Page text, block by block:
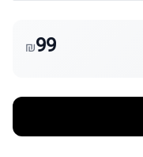
99
₪